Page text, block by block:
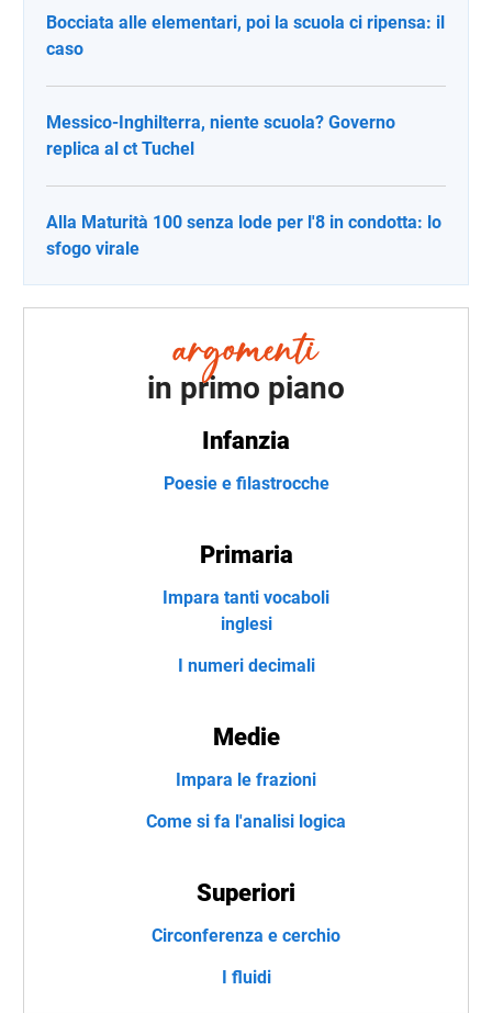
Bocciata alle elementari, poi la scuola ci ripensa: il
caso
Messico-Inghilterra, niente scuola? Governo
replica al ct Tuchel
Alla Maturità 100 senza lode per l'8 in condotta: lo
sfogo virale
in primo piano
Infanzia
Poesie e filastrocche
Primaria
Impara tanti vocaboli
inglesi
I numeri decimali
Medie
Impara le frazioni
Come si fa l'analisi logica
Superiori
Circonferenza e cerchio
I fluidi